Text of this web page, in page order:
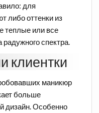
для
либо оттенки из
теплые или все
спектра.
клиентки
маникюр
больше
дизайн. Особенно